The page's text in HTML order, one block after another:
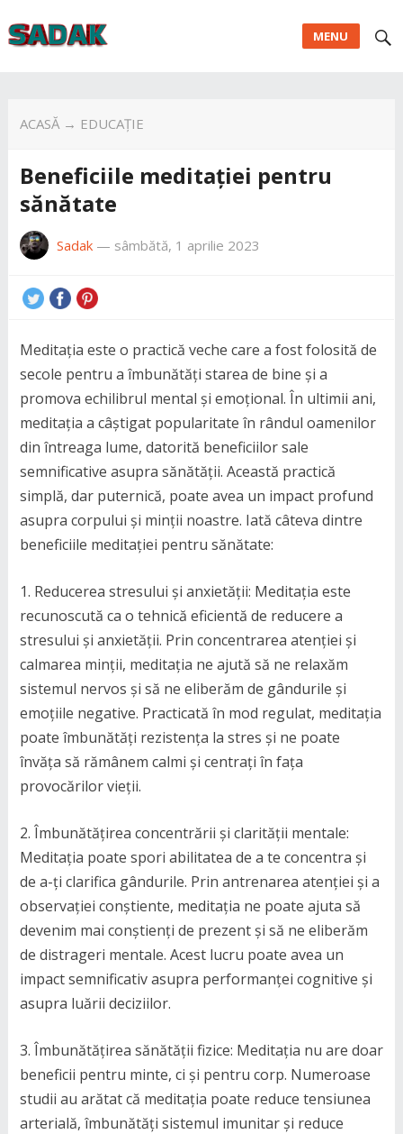
MENU
ACASĂ→ EDUCAȚIE
Beneficiile meditației pentru
sănătate
Sadak— sâmbătă, 1 aprilie 2023
Meditația este o practică veche care a fost folosită de
secole pentru a îmbunătăți starea de bine și a
promova echilibrul mental și emoțional. În ultimii ani,
meditația a câștigat popularitate în rândul oamenilor
din întreaga lume, datorită beneficiilor sale
semnificative asupra sănătății. Această practică
simplă, dar puternică, poate avea un impact profund
asupra corpului și minții noastre. Iată câteva dintre
beneficiile meditației pentru sănătate:
1. Reducerea stresului și anxietății: Meditația este
recunoscută ca o tehnică eficientă de reducere a
stresului și anxietății. Prin concentrarea atenției și
calmarea minții, meditația ne ajută să ne relaxăm
sistemul nervos și să ne eliberăm de gândurile și
emoțiile negative. Practicată în mod regulat, meditația
poate îmbunătăți rezistența la stres și ne poate
învăța să rămânem calmi și centrați în fața
provocărilor vieții.
2. Îmbunătățirea concentrării și clarității mentale:
Meditația poate spori abilitatea de a te concentra și
de a-ți clarifica gândurile. Prin antrenarea atenției și a
observației conștiente, meditația ne poate ajuta să
devenim mai conștienți de prezent și să ne eliberăm
de distrageri mentale. Acest lucru poate avea un
impact semnificativ asupra performanței cognitive și
asupra luării deciziilor.
3. Îmbunătățirea sănătății fizice: Meditația nu are doar
beneficii pentru minte, ci și pentru corp. Numeroase
studii au arătat că meditația poate reduce tensiunea
arterială, îmbunătăți sistemul imunitar și reduce